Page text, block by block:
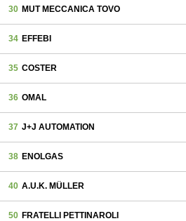
30 MUT MECCANICA TOVO
34 EFFEBI
35 COSTER
36 OMAL
37 J+J AUTOMATION
38 ENOLGAS
40 A.U.K. MÜLLER
50 FRATELLI PETTINAROLI